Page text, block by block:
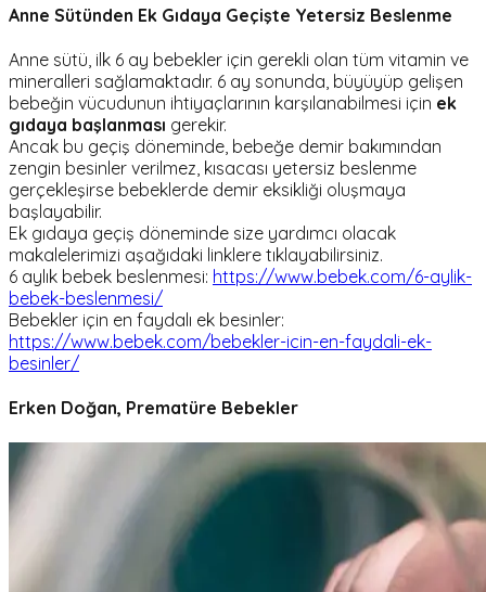
Anne Sütünden Ek Gıdaya Geçişte Yetersiz Beslenme
Anne sütü, ilk 6 ay bebekler için gerekli olan tüm vitamin ve
mineralleri sağlamaktadır. 6 ay sonunda, büyüyüp gelişen
bebeğin vücudunun ihtiyaçlarının karşılanabilmesi için ek
gıdaya başlanması gerekir.
Ancak bu geçiş döneminde, bebeğe demir bakımından
zengin besinler verilmez, kısacası yetersiz beslenme
gerçekleşirse bebeklerde demir eksikliği oluşmaya
başlayabilir.
Ek gıdaya geçiş döneminde size yardımcı olacak
makalelerimizi aşağıdaki linklere tıklayabilirsiniz.
6 aylık bebek beslenmesi: https://www.bebek.com/6-aylik-
bebek-beslenmesi/
Bebekler için en faydalı ek besinler:
https://www.bebek.com/bebekler-icin-en-faydali-ek-
besinler/
Erken Doğan, Prematüre Bebekler